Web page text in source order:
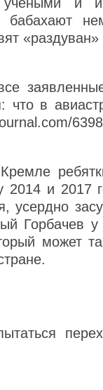
бабахают
что в
2014 и 2017
усердно
Горбачев
может